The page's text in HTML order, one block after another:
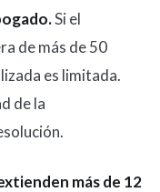
Si el
de más de 50
es limitada.
de la
más de 12